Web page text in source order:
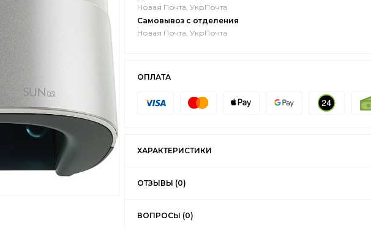
Новая Почта, УкрПочта
Самовывоз с отделения
Новая Почта, УкрПочта
ОПЛАТА
ХАРАКТЕРИСТИКИ
ОТЗЫВЫ (0)
ВОПРОСЫ (0)